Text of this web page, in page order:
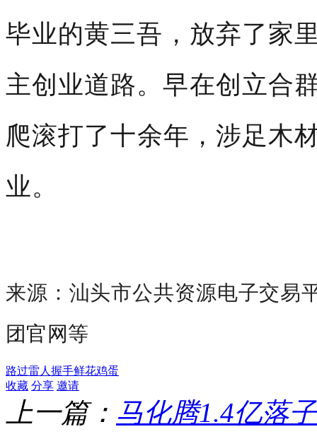
毕业的黄三吾，放弃了家
主创业道路。早在创立合
爬滚打了十余年，涉足木
业。
来源：汕头市公共资源电子交易
团官网等
路过雷人 握手鲜花鸡蛋
收藏 分享 邀请
上一篇： 马化腾1.4亿落